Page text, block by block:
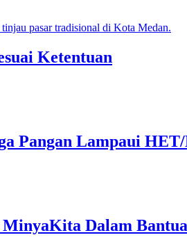
Ketentuan
Pangan Lampaui
Dalam